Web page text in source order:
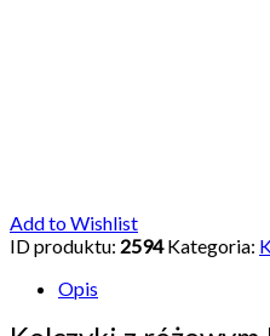
Add to Wishlist
ID produktu: 2594 Kategoria:
Opis